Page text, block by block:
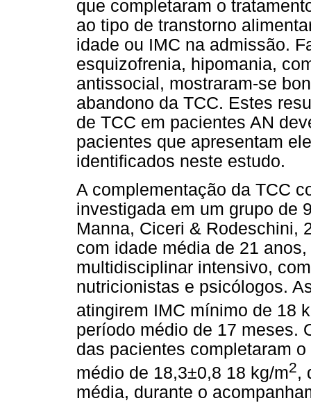
que completaram o
ao tipo de transtorno
idade ou IMC na admissão.
esquizofrenia, hipomania,
antissocial, mostraram-se
abandono da TCC. Estes
de TCC em pacientes AN
pacientes que apresentam
identificados neste estudo.
A complementação da TCC
investigada em um grupo de
Manna, Ciceri & Rodeschini,
com idade média de 21
multidisciplinar intensivo,
nutricionistas e psicólogos.
atingirem IMC mínimo de 18
período médio de 17 meses.
das pacientes completaram
médio de 18,3±0,8 18 kg/m2,
média, durante o